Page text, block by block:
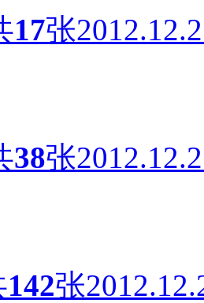
17张
38张
142张